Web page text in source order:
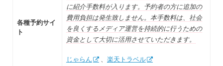
各種予約サイ
ト
に紹介手数料が入ります。予約者の方に追加の
費用負担は発生致しません。本手数料は、社会
を良くするメディア運営を持続的に行うための
資金として大切に活用させていただきます。
じゃらん 、 楽天トラベル